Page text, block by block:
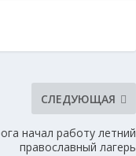
СЛЕДУЮЩАЯ
начал работу летний
православный лагерь